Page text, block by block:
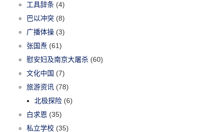
工具辞条 (4)
巴以冲突 (8)
广播体操 (3)
张国焘 (61)
慰安妇及南京大屠杀 (60)
文化中国 (7)
旅游资讯 (78)
北极探险 (6)
白求恩 (35)
私立学校 (35)